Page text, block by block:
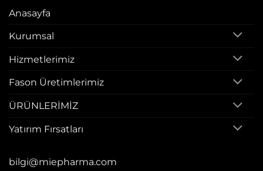
Anasayfa
Kurumsal
Hizmetlerimiz
Fason Üretimlerimiz
ÜRÜNLERİMİZ
Yatırım Fırsatları
bilgi@miepharma.com